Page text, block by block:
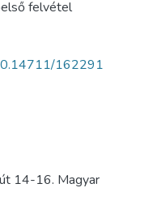
felvétel
162291
14-16. Magyar